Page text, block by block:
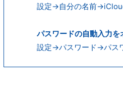
設定→自分の名前
パスワードの自動入力を
設定→パスワード→パス